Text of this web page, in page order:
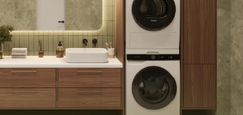
комнату